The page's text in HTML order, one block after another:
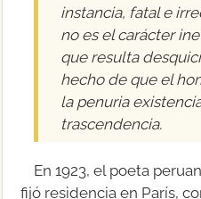
instancia, fatal e
no es el carácter
que resulta
hecho de que el
la penuria
trascendencia.
En 1923, el poeta
fijó residencia en París,